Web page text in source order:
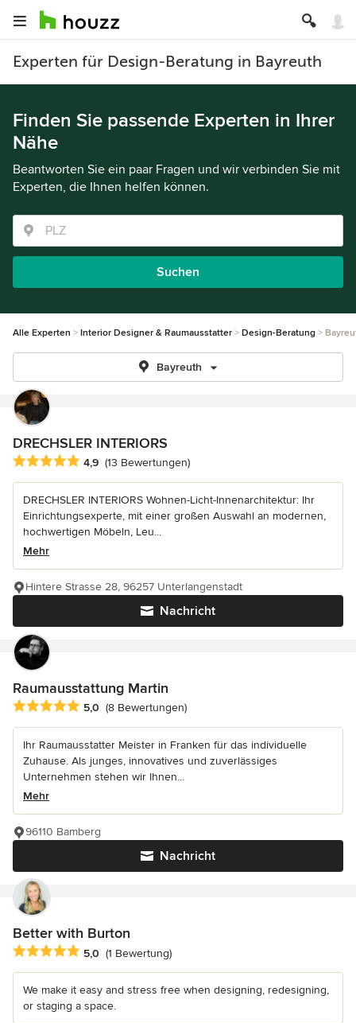
Experten für Design-Beratung in Bayreuth
Finden Sie passende Experten in Ihrer
Nähe
Beantworten Sie ein paar Fragen und wir verbinden Sie mit
Experten, die Ihnen helfen können.
Suchen
Alle Experten Interior Designer & Raumausstatter Design-Beratung
Bayreuth
DRECHSLER INTERIORS
Durchschnittliche Bewertung: 4.9 von 5 Sternen
4,9 (13 Bewertungen)
DRECHSLER INTERIORS Wohnen-Licht-Innenarchitektur: Ihr
Einrichtungsexperte, mit einer großen Auswahl an modernen,
hochwertigen Möbeln, Leu...
Mehr
Nachricht
Hintere Strasse 28, 96257 Unterlangenstadt
Raumausstattung Martin
Durchschnittliche Bewertung: 5 von 5 Sternen
5,0 (8 Bewertungen)
Ihr Raumausstatter Meister in Franken für das individuelle
Zuhause. Als junges, innovatives und zuverlässiges
Unternehmen stehen wir Ihnen...
Mehr
Nachricht
96110 Bamberg
Better with Burton
Durchschnittliche Bewertung: 5 von 5 Sternen
5,0 (1 Bewertung)
We make it easy and stress free when designing, redesigning,
or staging a space.